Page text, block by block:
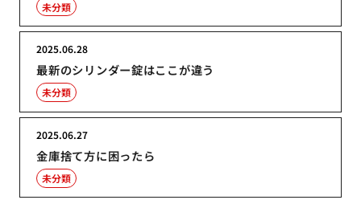
未分類
最新のシリンダー錠はここが違う
2025.06.28
未分類
金庫捨て方に困ったら
2025.06.27
未分類